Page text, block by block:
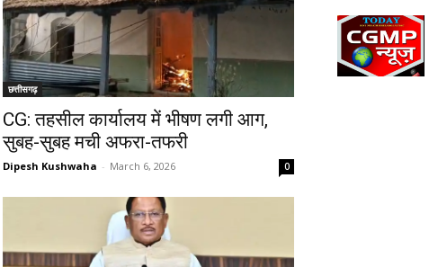
छत्तीसगढ़
CG: तहसील कार्यालय में भीषण लगी आग,
सुबह-सुबह मची अफरा-तफरी
Dipesh Kushwaha - March 6, 2026 0